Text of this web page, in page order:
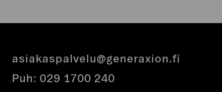
asiakaspalvelu@generaxion.fi
Puh: 029 1700 240